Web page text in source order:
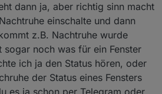
dann ja, aber richtig sinn macht
einschalte und dann
z.B. Nachtruhe wurde
noch was für ein Fenster
ich ja den Status hören, oder
der Status eines Fensters